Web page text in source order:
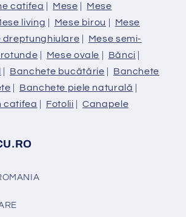
catifea | Mese | Mese
living | Mese birou | Mese
dreptunghiulare | Mese semi-
rotunde | Mese ovale | Bănci |
| Banchete bucătărie | Banchete
| Banchete piele naturală |
catifea | Fotolii |Canapele